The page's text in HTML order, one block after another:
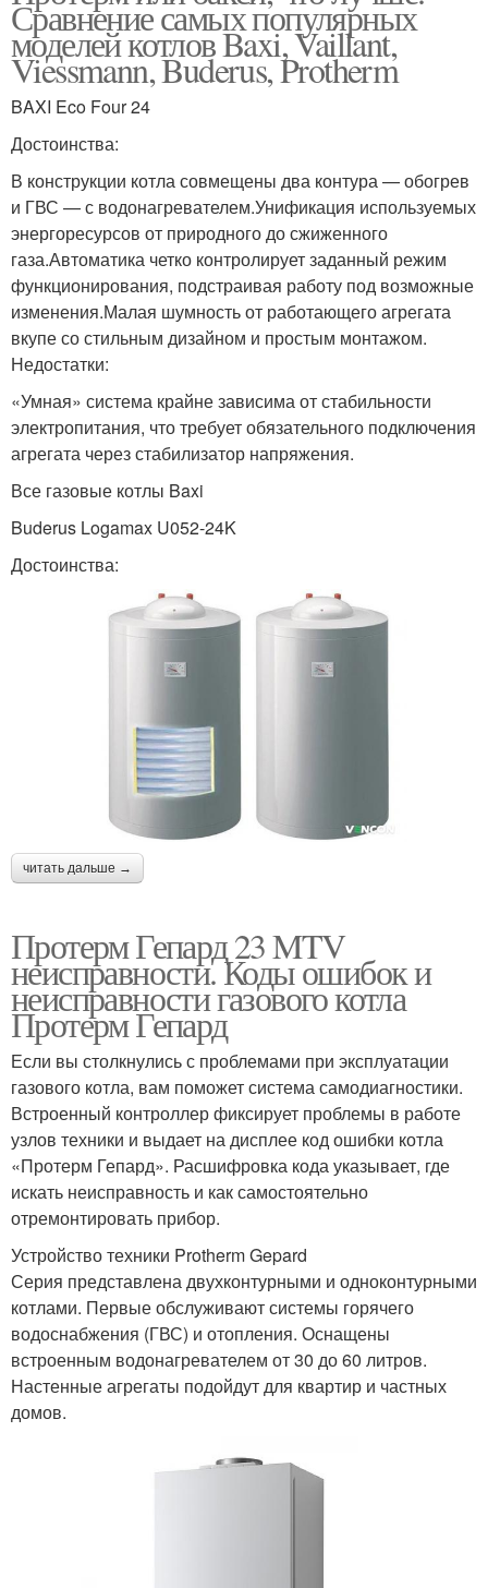
Сравнение самых популярных
моделей котлов Baxi, Vaillant,
Viessmann, Buderus, Protherm
BAXI Eco Four 24
Достоинства:
В конструкции котла совмещены два контура — обогрев
и ГВС — с водонагревателем.Унификация используемых
энергоресурсов от природного до сжиженного
газа.Автоматика четко контролирует заданный режим
функционирования, подстраивая работу под возможные
изменения.Малая шумность от работающего агрегата
вкупе со стильным дизайном и простым монтажом.
Недостатки:
«Умная» система крайне зависима от стабильности
электропитания, что требует обязательного подключения
агрегата через стабилизатор напряжения.
Все газовые котлы Baxi
Buderus Logamax U052-24K
Достоинства:
читать дальше →
Протерм Гепард 23 MTV
неисправности. Коды ошибок и
неисправности газового котла
Протерм Гепард
Если вы столкнулись с проблемами при эксплуатации
газового котла, вам поможет система самодиагностики.
Встроенный контроллер фиксирует проблемы в работе
узлов техники и выдает на дисплее код ошибки котла
«Протерм Гепард». Расшифровка кода указывает, где
искать неисправность и как самостоятельно
отремонтировать прибор.
Устройство техники Protherm Gepard
Серия представлена двухконтурными и одноконтурными
котлами. Первые обслуживают системы горячего
водоснабжения (ГВС) и отопления. Оснащены
встроенным водонагревателем от 30 до 60 литров.
Настенные агрегаты подойдут для квартир и частных
домов.